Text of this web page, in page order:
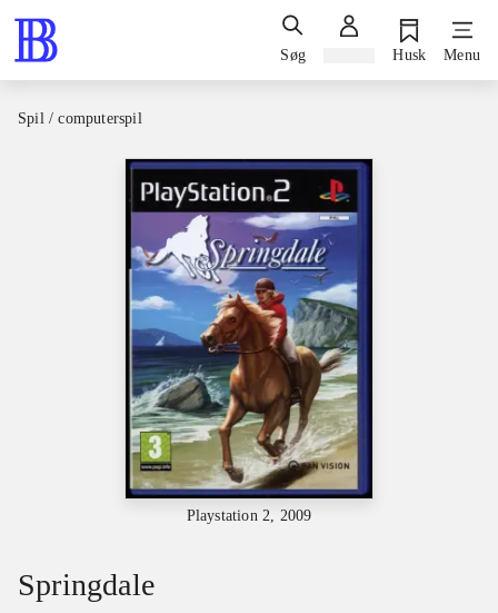
Søg Husk Menu
Spil / computerspil
Playstation 2, 2009
Springdale